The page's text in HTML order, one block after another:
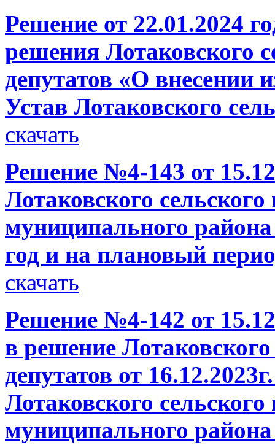
Решение от 22.01.2024
решения Лотаковского
депутатов «О внесении
Устав Лотаковского
скачать
Решение №4-143 от
Лотаковского
муниципального
год и на плановый
скачать
Решение №4-142 от
в решение
депутатов от
Лотаковского
муниципального